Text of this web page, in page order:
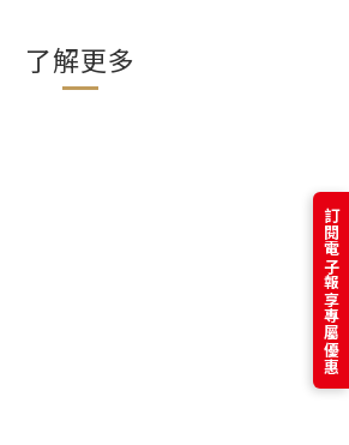
了解更多
訂閱電子報享專屬優惠